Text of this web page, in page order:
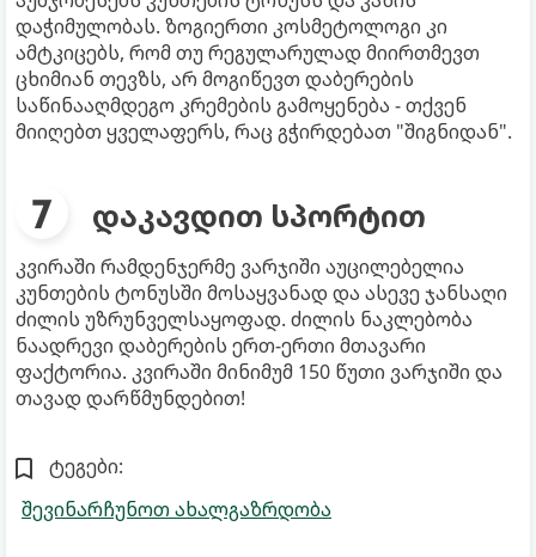
დაჭიმულობას. ზოგიერთი კოსმეტოლოგი კი
ამტკიცებს, რომ თუ რეგულარულად მიირთმევთ
ცხიმიან თევზს, არ მოგიწევთ დაბერების
საწინააღმდეგო კრემების გამოყენება - თქვენ
მიიღებთ ყველაფერს, რაც გჭირდებათ "შიგნიდან".
დაკავდით სპორტით
კვირაში რამდენჯერმე ვარჯიში აუცილებელია
კუნთების ტონუსში მოსაყვანად და ასევე ჯანსაღი
ძილის უზრუნველსაყოფად. ძილის ნაკლებობა
ნაადრევი დაბერების ერთ-ერთი მთავარი
ფაქტორია. კვირაში მინიმუმ 150 წუთი ვარჯიში და
თავად დარწმუნდებით!
ტეგები:
შევინარჩუნოთ ახალგაზრდობა